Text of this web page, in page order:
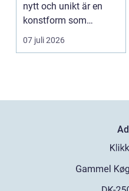
nytt och unikt är en
konstform som
kombinerar
07 juli 2026